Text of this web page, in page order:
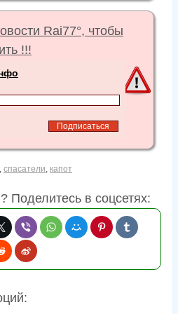
Rai77°, чтобы
!!!
спасатели капот
Поделитесь в соцсетях: